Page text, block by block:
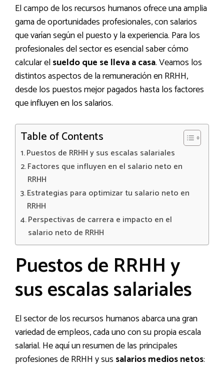
El campo de los recursos humanos ofrece una amplia
gama de oportunidades profesionales, con salarios
que varían según el puesto y la experiencia. Para los
profesionales del sector es esencial saber cómo
calcular elsueldo que se lleva a casa. Veamos los
distintos aspectos de la remuneración en RRHH,
desde los puestos mejor pagados hasta los factores
que influyen en los salarios.
Table of Contents
Puestos de RRHH y sus escalas salariales
Factores que influyen en el salario neto en
RRHH
Estrategias para optimizar tu salario neto en
RRHH
Perspectivas de carrera e impacto en el
salario neto de RRHH
Puestos de RRHH y
sus escalas salariales
El sector de los recursos humanos abarca una gran
variedad de empleos, cada uno con su propia escala
salarial. He aquí un resumen de las principales
profesiones de RRHH y sus salarios medios netos: